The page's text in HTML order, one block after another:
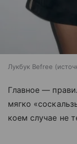
Лукбук Befree
Главное —
мягко
коем случае не